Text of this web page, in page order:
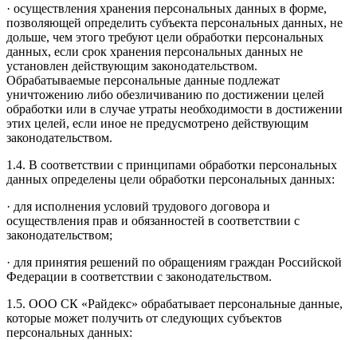
· осуществления хранения персональных данных в форме,
позволяющей определить субъекта персональных данных, не
дольше, чем этого требуют цели обработки персональных
данных, если срок хранения персональных данных не
установлен действующим законодательством.
Обрабатываемые персональные данные подлежат
уничтожению либо обезличиванию по достижении целей
обработки или в случае утраты необходимости в достижении
этих целей, если иное не предусмотрено действующим
законодательством.
1.4. В соответствии с принципами обработки персональных
данных определены цели обработки персональных данных:
· для исполнения условий трудового договора и
осуществления прав и обязанностей в соответствии с
законодательством;
· для принятия решений по обращениям граждан Российской
Федерации в соответствии с законодательством.
1.5. ООО СК «Райдекс» обрабатывает персональные данные,
которые может получить от следующих субъектов
персональных данных: